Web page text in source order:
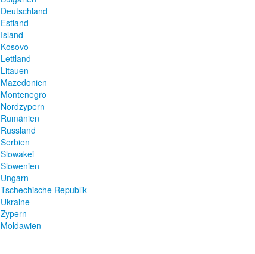
Deutschland
Estland
Island
Kosovo
Lettland
Litauen
Mazedonien
Montenegro
Nordzypern
Rumänien
Russland
Serbien
Slowakei
Slowenien
Ungarn
Tschechische Republik
Ukraine
Zypern
Moldawien